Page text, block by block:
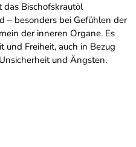
das Bischofskrautöl
– besonders bei Gefühlen der
der inneren Organe. Es
Freiheit, auch in Bezug
und Ängsten.